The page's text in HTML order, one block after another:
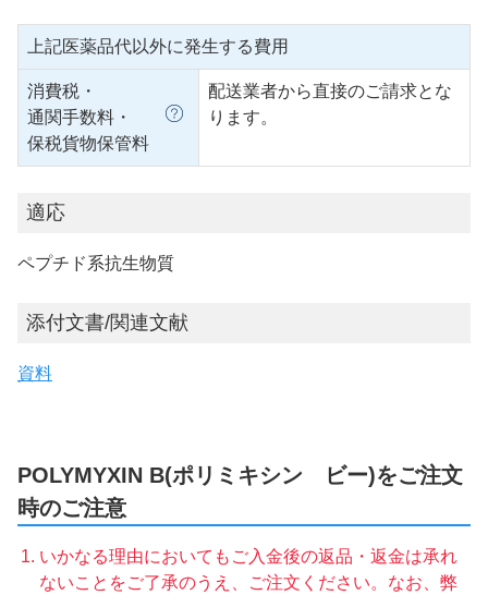
上記医薬品代以外に発生する費用
消費税・
通関手数料・
保税貨物保管料
配送業者から直接のご請求とな
ります。
適応
ペプチド系抗生物質
添付文書/関連文献
資料
POLYMYXIN B(ポリミキシン ビー)をご注文
時のご注意
いかなる理由においてもご入金後の返品・返金は承れ
ないことをご了承のうえ、ご注文ください。なお、弊